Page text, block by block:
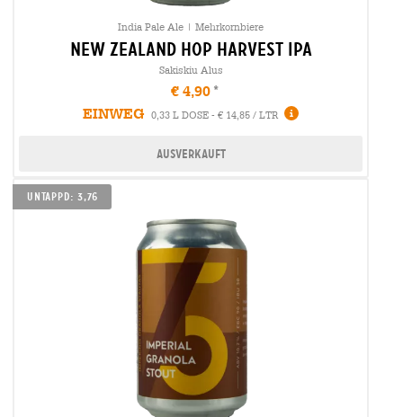
India Pale Ale | Mehrkornbiere
new zealand hop harvest ipa
Sakiskiu Alus
€ 4,90
EINWEG
0,33 L DOSE - € 14,85 / LTR
Ausverkauft
UNTAPPD: 3,76